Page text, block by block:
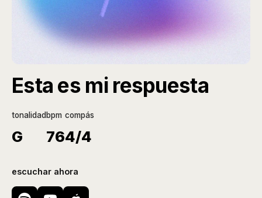
Esta es mi respuesta
tonalidad
G
bpm
76
compás
4/4
escuchar ahora